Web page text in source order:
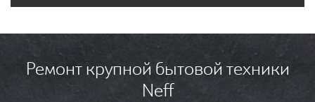
Ремонт крупной бытовой техники
Neff